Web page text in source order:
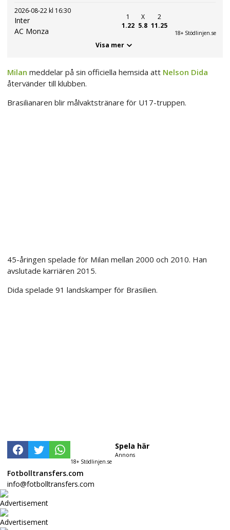
2026-08-22 kl 16:30
Inter
AC Monza
1
1.22
X
5.8
2
11.25
18+ Stödlinjen.se
Visa mer
Milan meddelar på sin officiella hemsida att Nelson Dida
återvänder till klubben.
Brasilianaren blir målvaktstränare för U17-truppen.
45-åringen spelade för Milan mellan 2000 och 2010. Han
avslutade karriären 2015.
Dida spelade 91 landskamper för Brasilien.
18+ Stödlinjen.se
Spela här
Annons
Fotbolltransfers.com
info@fotbolltransfers.com